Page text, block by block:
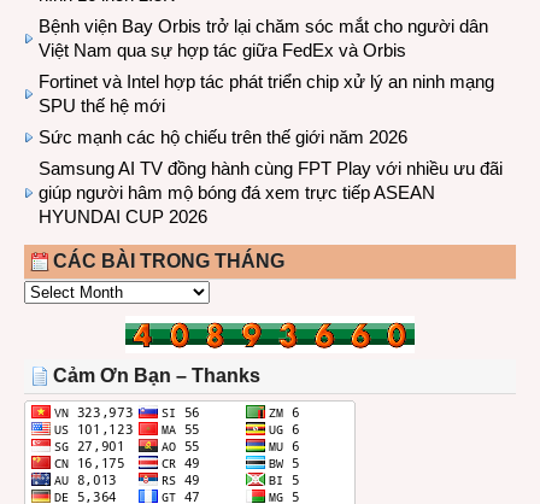
Bệnh viện Bay Orbis trở lại chăm sóc mắt cho người dân
Việt Nam qua sự hợp tác giữa FedEx và Orbis
Fortinet và Intel hợp tác phát triển chip xử lý an ninh mạng
SPU thế hệ mới
Sức mạnh các hộ chiếu trên thế giới năm 2026
Samsung AI TV đồng hành cùng FPT Play với nhiều ưu đãi
giúp người hâm mộ bóng đá xem trực tiếp ASEAN
HYUNDAI CUP 2026
CÁC BÀI TRONG THÁNG
CÁC
THÁNG
Cảm Ơn Bạn – Thanks